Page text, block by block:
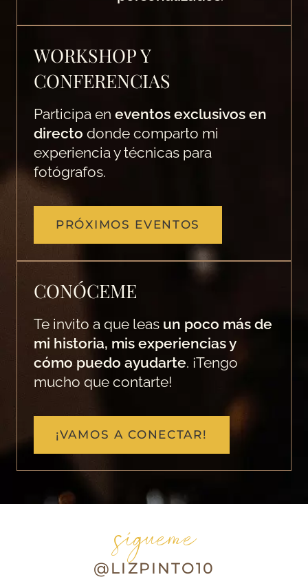
WORKSHOP Y
CONFERENCIAS
Participa en eventos exclusivos en
directo donde comparto mi
experiencia y técnicas para
fotógrafos.
PRÓXIMOS EVENTOS
CONÓCEME
Te invito a que leas un poco más de
mi historia, mis experiencias y
cómo puedo ayudarte. ¡Tengo
mucho que contarte!
¡VAMOS A CONECTAR!
sígueme
@LIZPINTO10